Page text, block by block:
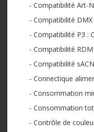
- Compatibilité Art-
- Compatibilité DMX
- Compatibilité P3 :
- Compatibilité RDM
- Compatibilité
- Connectique
- Consommation
- Consommation
- Contrôle de